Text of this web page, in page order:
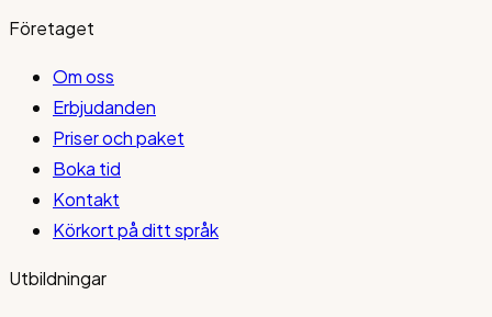
Företaget
Om oss
Erbjudanden
Priser och paket
Boka tid
Kontakt
Körkort på ditt språk
Utbildningar